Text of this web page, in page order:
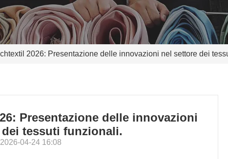
2026: Presentazione delle innovazioni nel settore dei
Presentazione delle innovazioni
tessuti funzionali.
2026-04-24 16:08